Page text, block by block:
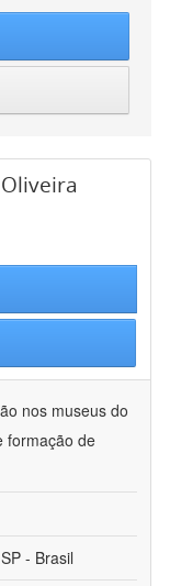
nos museus do
formação de
- Brasil